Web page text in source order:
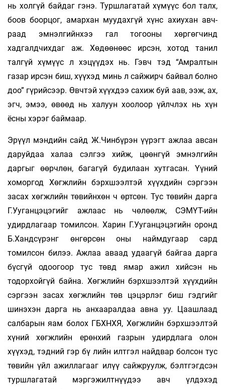
нь холгүй байдаг гэнэ. Туршлагатай хүмүүс бол талх,
боов боорцог, амархан муудахгүй хүнс ахиухан авч­
раад эмнэлгийнхээ гал тогооны хөргөгчинд
хадгалдчихдаг аж. Хөдөөнөөс ирсэн, хотод танил
талгүй хүмүүс л хэцүүдэх нь. Гэвч тэд “Амралтын
газар ирсэн биш, хүүхэд минь л сайжирч байвал болно
доо” гүрийсээр. Өвчтэй хүүхдээ сахиж буй аав, ээж, ах,
эгч, эмээ, өвөөд нь халуун хоолоор үйлчлэх нь хүн
ёсны хэрэг баймаар.
Эрүүл мэндийн сайд Ж.Чинбүрэн үүрэгт ажлаа авсан
даруйдаа халаа сэлгээ хийж, цөөнгүй эмнэлгийн
даргыг өөрчлөн, багагүй будилаан хутгасан. Үүний
хоморгод Хөгжлийн бэрхшээлтэй хүүхдийн сэргээн
засах хөгжлийн төвийнхөн ч өртсөн. Тус төвийн дарга
Г.Ууганцэцэгийг ажлаас нь чөлөөлж, СЭМҮТ-ийн
удирдлагаар томилсон. Харин Г.Ууганцэцэгийн оронд
Б.Хандсүрэнг өнгөрсөн оны наймдугаар сард
томилсон билээ. Ажлаа аваад удаагүй байгаа дарга
бүсгүй одоогоор тус төвд ямар ажил хийсэн нь
тодорхойгүй байна. Хөгжлийн бэрхшээлтэй хүүхдийн
сэргээн засах хөгжлийн төв цэцэрлэг биш гэдгийг
шинэхэн дарга нь анхааралдаа авна уу. Цаашлаад
салбарын яам болох ГБХНХЯ, Хөгжлийн бэрхшээлтэй
хүний хөгжлийн ерөнхий газрын удирдлага олон
хүүхэд, тэдний гэр бү­ лийн илтгэл найдвар болсон тус
төвийн үйл ажиллагааг илүү сайжруулж, бэлтгэгдсэн
туршлагатай мэргэжилтнүүдээ авч үлдэхэд